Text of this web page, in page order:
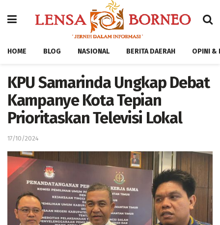
HOME BLOG NASIONAL BERITA DAERAH OPINI &
KPU Samarinda Ungkap Debat
Kampanye Kota Tepian
Prioritaskan Televisi Lokal
17/10/2024